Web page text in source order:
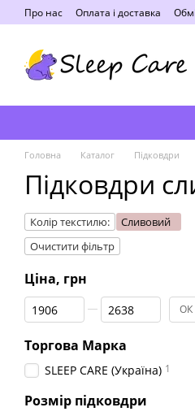
Перейти до основного контенту
Про нас Оплата і доставка
Головна Каталог Підковдри
Підковдри
Колір текстилю:
Сливовий
Очистити фільтр
Ціна, грн
Від Ціна, грн
До Ціна, грн ОК
Торгова Марка
SLEEP CARE (Україна) 1
Розмір підковдри